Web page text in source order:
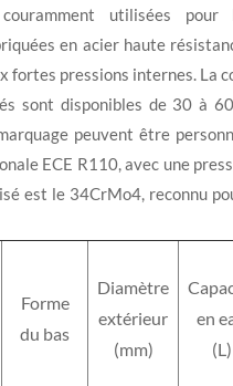
utilisées
en acier haute
fortes pressions internes. La
sont disponibles de 30 à
peuvent être
ECE R110, avec une
est le 34CrMo4, reconnu
Forme
du bas
Diamètre
extérieur
(mm)
en
(L)